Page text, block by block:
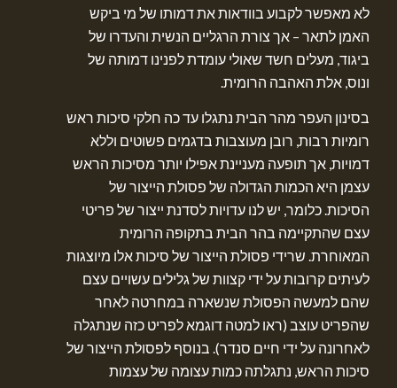
לא מאפשר לקבוע בוודאות את דמותו של מי ביקש
האמן לתאר – אך צורת הרגליים הנשית והעדרו של
ביגוד, מעלים חשד שאולי עומדת לפנינו דמותה של
ונוס, אלת האהבה הרומית.
בסינון העפר מהר הבית נתגלו עד כה חלקי סיכות ראש
רומיות רבות, רובן מעוצבות בדגמים פשוטים וללא
דמויות, אך תופעה מעניינת אפילו יותר מסיכות הראש
עצמן היא הכמות הגדולה של פסולת הייצור של
הסיכות. כלומר, יש לנו עדויות לסדנת ייצור של פריטי
עצם שהתקיימה בהר הבית בתקופה הרומית
המאוחרת. שרידי פסולת הייצור של סיכות אלו מיוצגות
לעיתים קרובות על ידי קצוות של גלילים עשויים עצם
שהם למעשה הפסולת שנשארה במחרטה לאחר
שהפריט עוצב (ראו למטה דוגמא לפריט כזה שנתגלה
לאחרונה על ידי חיים סנדר). בנוסף לפסולת הייצור של
סיכות הראש, נתגלתה כמות עצומה של עצמות